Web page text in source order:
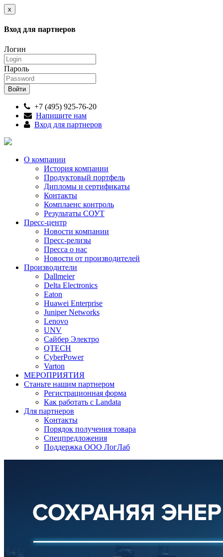
x
Вход для партнеров
Логин
Пароль
+7 (495) 925-76-20
Напишите нам
Вход для партнеров
О компании
История компании
Продуктовый портфель
Дипломы и сертификаты
Контакты
Комплаенс контроль
Результаты СОУТ
Пресс-центр
Новости компании
Пресс-релизы
Пресса о нас
Новости от производителей
Производители
Dallmeier
Delta Electronics
Eaton
Huawei Enterprise
Juniper Networks
Lenovo
UNV
Сайбер Электро
QTECH
CyberPower
Varton
МЕРОПРИЯТИЯ
Станьте нашим партнером
Регистрационная форма
Как работать с Landata
Для партнеров
Кoнтaкты
Порядок получения товара
Спецпредложения
Поддержка ООО ЛогЛаб